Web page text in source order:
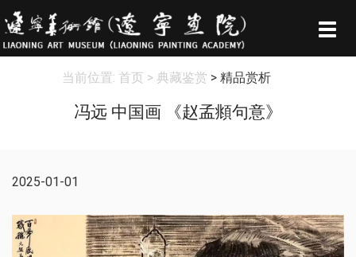
当前位置: 首页 > 典藏鉴赏 > 精品赏析
冯远 中国画 《赵孟頫句意》
2025-01-01